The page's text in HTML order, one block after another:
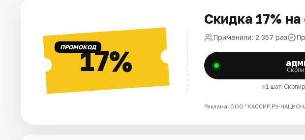
ПРОМОКОД17%
Скидка 17%
Применили: 2 357 раз
1 шаг.
Реклама. ООО "КАССИР.РУ-